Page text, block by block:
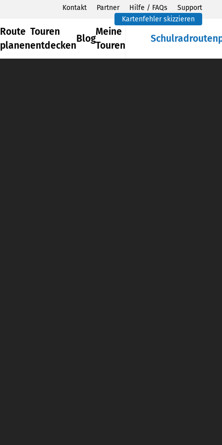
Kontakt Partner Hilfe / FAQs
Support
Kartenfehler skizzieren
Route
planen
Touren
entdecken
Blog
Meine
Touren